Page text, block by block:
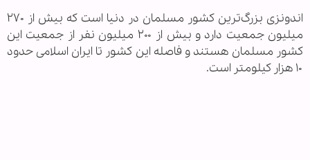
اندونزی بزرگ‌ترین کشور مسلمان در دنیا است که بیش از ۲۷۰
میلیون جمعیت دارد و بیش از ۲۰۰ میلیون نفر از جمعیت این
کشور مسلمان هستند و فاصله این کشور تا ایران اسلامی حدود
۱۰ هزار کیلومتر است.